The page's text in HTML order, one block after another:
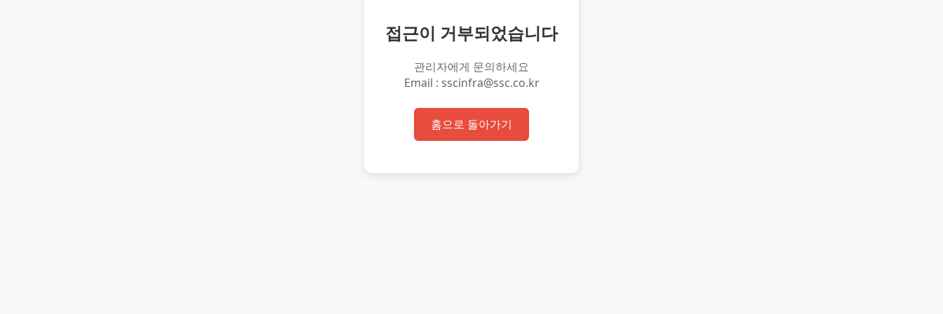
접근이 거부되었습니다
관리자에게 문의하세요
Email : sscinfra@ssc.co.kr
홈으로 돌아가기